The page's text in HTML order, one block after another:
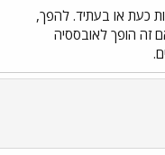
כעת או בעתיד. להפך,
זה הופך לאובססיה